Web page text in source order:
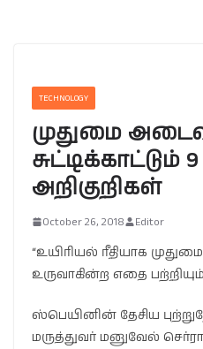
TECHNOLOGY
முதுமை
சுட்டிக்காட்டும்
அறிகுறிகள்
October 26, 2018 Editor
“உயிரியல் ரீதியாக
உருவாகின்ற எதை
ஸ்பெயினின் தேசிய
மருத்துவர் மனுவேல்